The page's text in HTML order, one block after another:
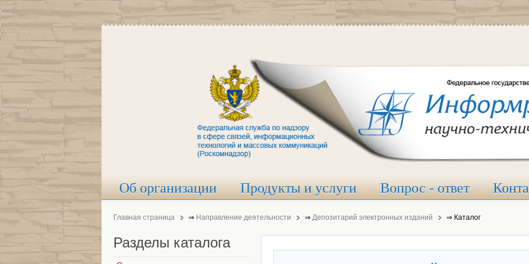
Об организации Продукты и услуги Вопрос - ответ
Главная страница ⇒ Направление деятельности ⇒ Депозитарий электронных изданий ⇒ Каталог
Разделы каталога